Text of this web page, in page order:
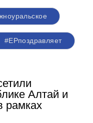
#ЕРпоздравляет
Алтай и
рамках